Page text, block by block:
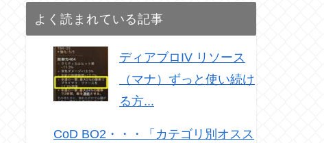
よく読まれている記事
ディアブロIV リソース
（マナ）ずっと使い続け
る方...
CoD BO2・・・「カテゴリ別オスス